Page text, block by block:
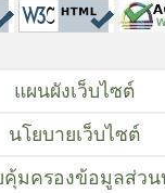
แผนผังเว็บไซต์
นโยบายเว็บไซต์
คุ้มครองข้อมูลส่ว